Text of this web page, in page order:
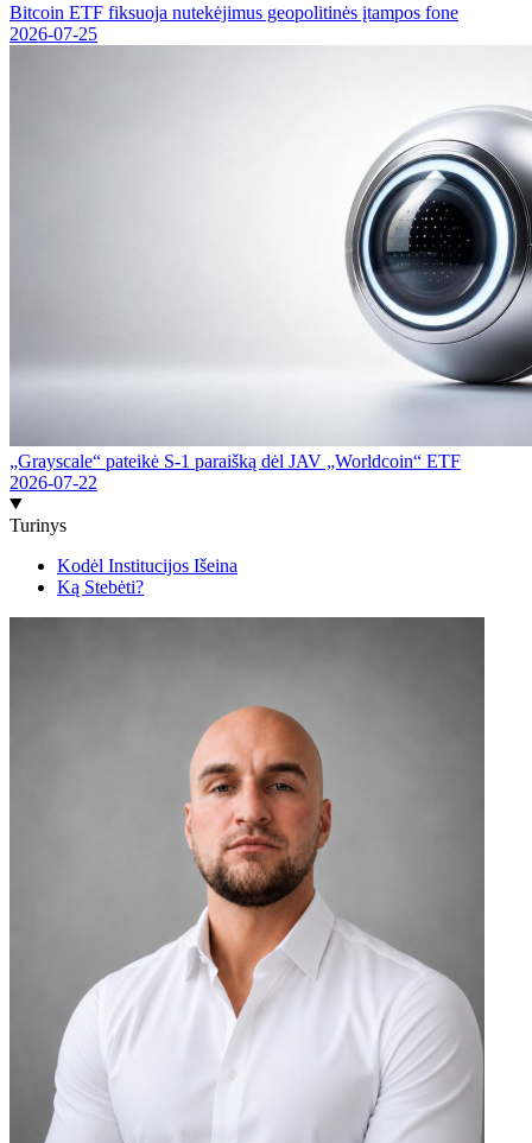
Bitcoin ETF fiksuoja nutekėjimus geopolitinės įtampos fone
2026-07-25
„Grayscale“ pateikė S-1 paraišką dėl JAV „Worldcoin“ ETF
2026-07-22
Turinys
Kodėl Institucijos Išeina
Ką Stebėti?